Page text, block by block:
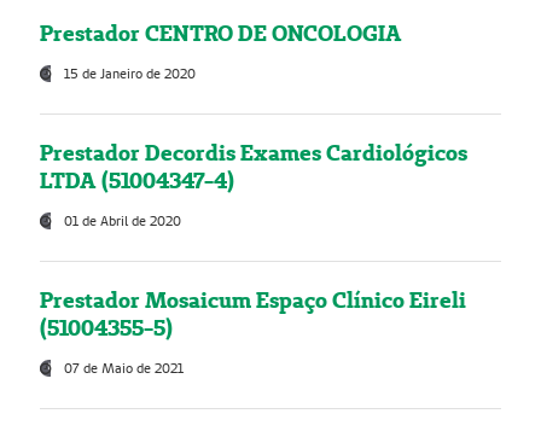
Prestador CENTRO DE ONCOLOGIA
15 de Janeiro de 2020
Prestador Decordis Exames Cardiológicos
LTDA (51004347-4)
01 de Abril de 2020
Prestador Mosaicum Espaço Clínico Eireli
(51004355-5)
07 de Maio de 2021